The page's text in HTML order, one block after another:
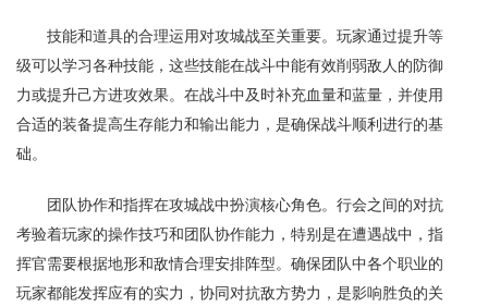
技能和道具的合理运用对攻城战至关重要。玩家通过提升等
级可以学习各种技能，这些技能在战斗中能有效削弱敌人的防御
力或提升己方进攻效果。在战斗中及时补充血量和蓝量，并使用
合适的装备提高生存能力和输出能力，是确保战斗顺利进行的基
础。
团队协作和指挥在攻城战中扮演核心角色。行会之间的对抗
考验着玩家的操作技巧和团队协作能力，特别是在遭遇战中，指
挥官需要根据地形和敌情合理安排阵型。确保团队中各个职业的
玩家都能发挥应有的实力，协同对抗敌方势力，是影响胜负的关